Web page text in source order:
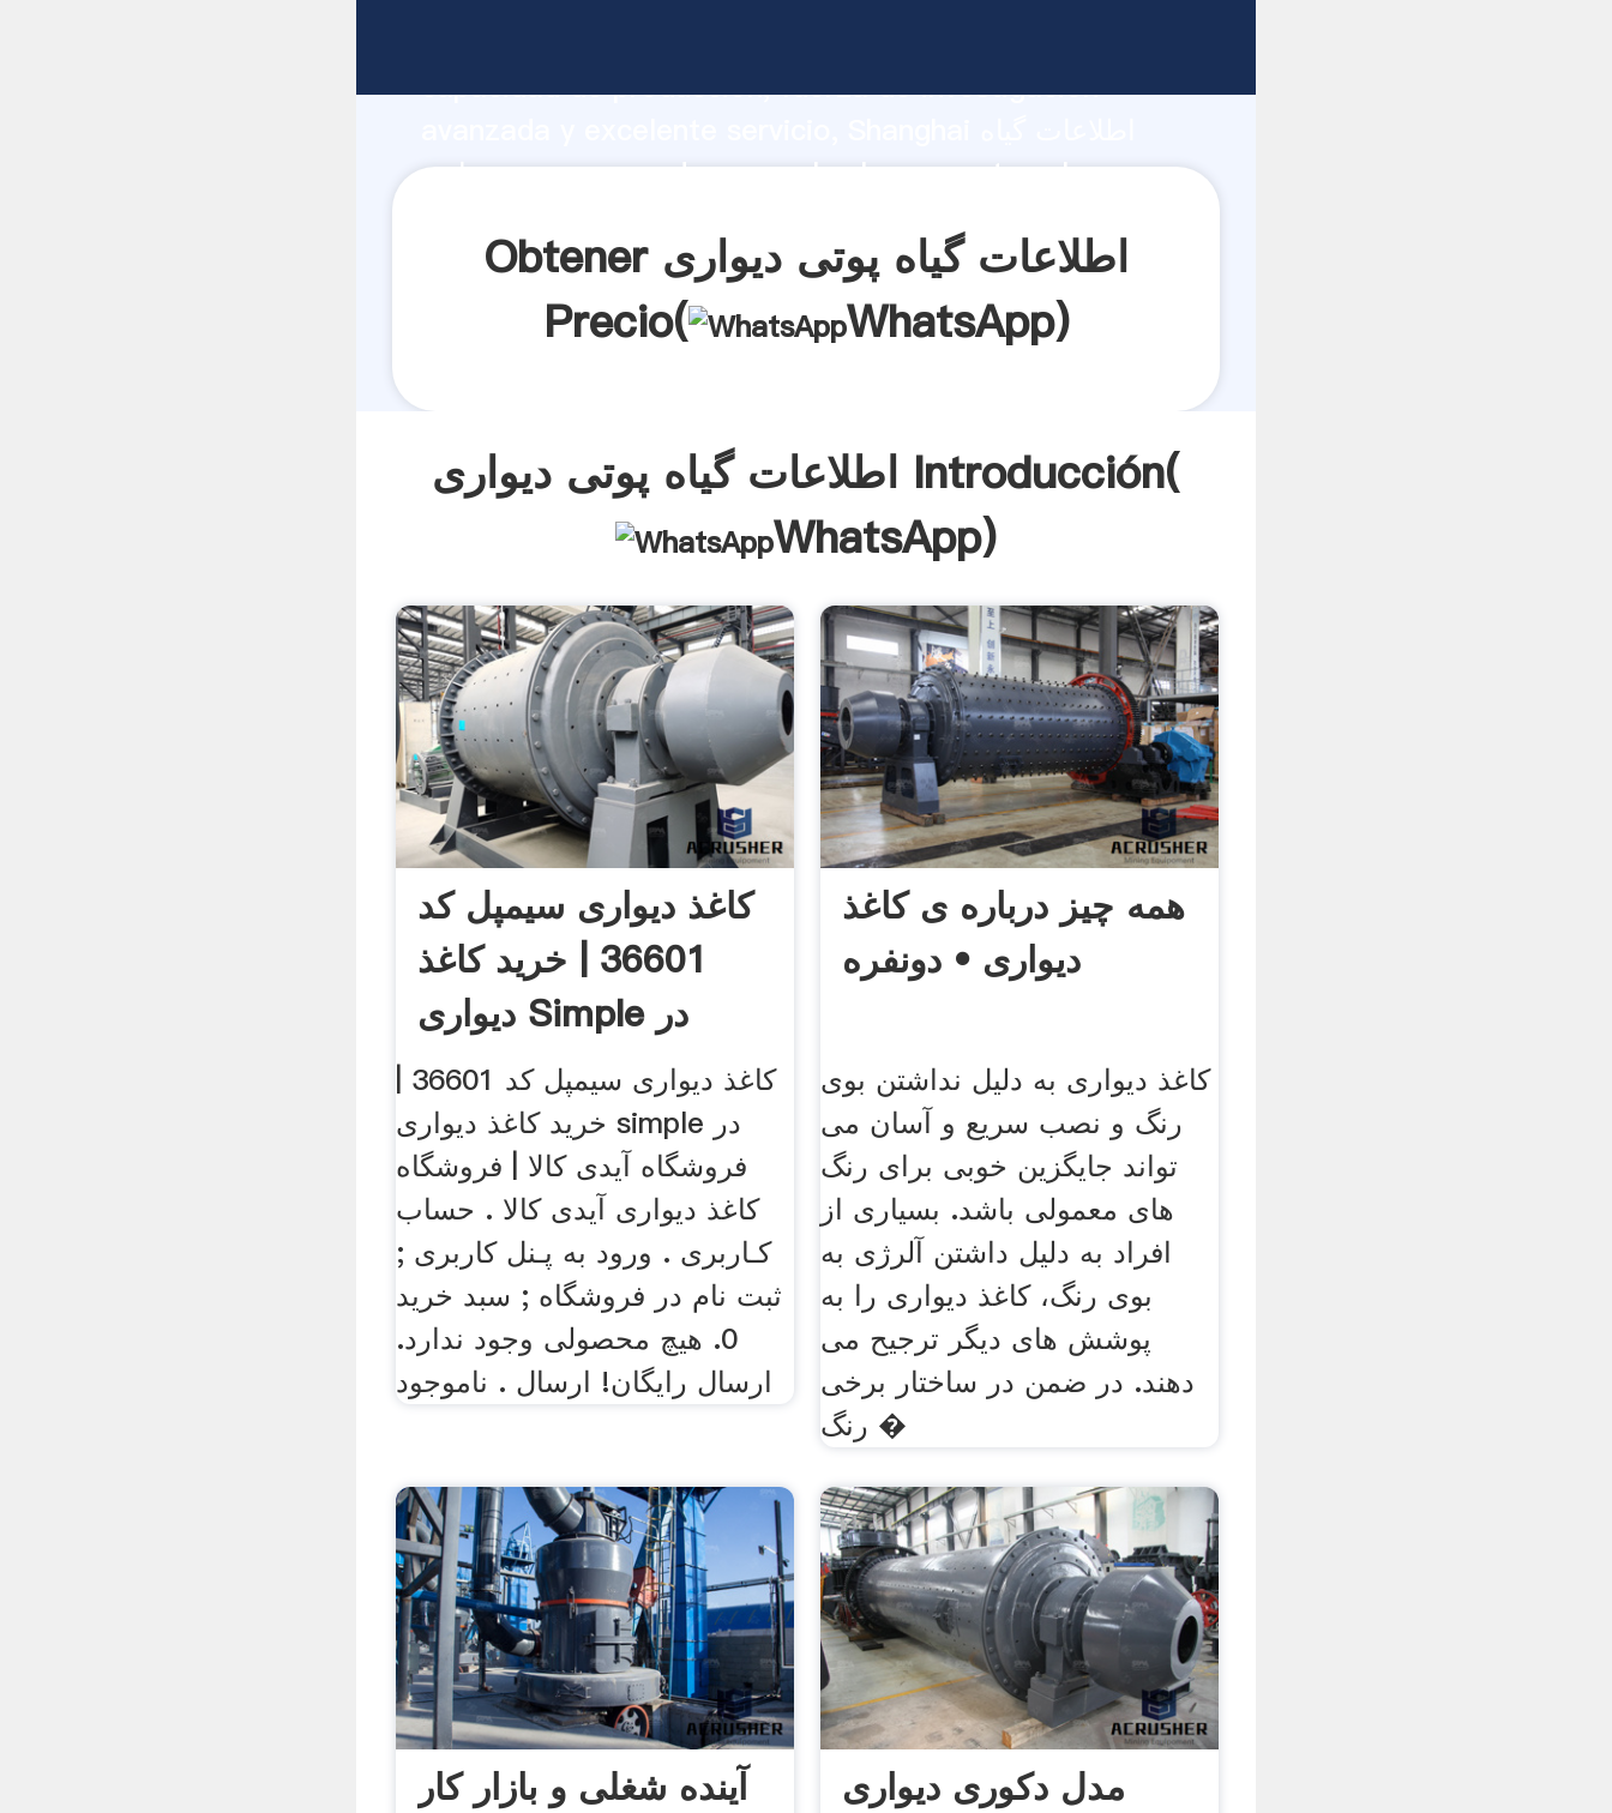
capacidad de producción, fuerza de investigación
پوتی دیواری proveedor crea el valor y aporta valores a
Obtener اطلاعات گیاه پوتی دیواری
Precio(
WhatsApp)
اطلاعات گیاه پوتی دیواری Introducción(
WhatsApp)
کاغذ دیواری سیمپل کد
36601 | خرید کاغذ
دیواری Simple در
خرید کاغذ دیواری simple در
فروشگاه آیدی کالا | فروشگاه
کاغذ دیواری آیدی کالا . حساب
کـاربری . ورود به پـنل کاربری ;
ثبت نام در فروشگاه ; سبد خرید
0. هیچ محصولی وجود ندارد.
ارسال رایگان! ارسال . ناموجود
همه چیز درباره ی کاغذ
دیواری • دونفره
کاغذ دیواری به دلیل نداشتن بوی
رنگ و نصب سریع و آسان می
تواند جایگزین خوبی برای رنگ
های معمولی باشد. بسیاری از
افراد به دلیل داشتن آلرژی به
بوی رنگ، کاغذ دیواری را به
پوشش های دیگر ترجیح می
دهند. در ضمن در ساختار برخی
رنگ �
آینده شغلی و بازار کار
مدل دکوری دیواری